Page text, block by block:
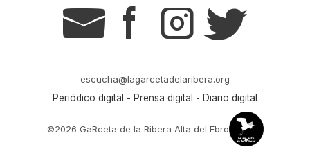
g s t r
escucha@lagarcetadelaribera.org
Periódico digital - Prensa digital - Diario digital
©2026 GaRceta de la Ribera Alta del Ebro